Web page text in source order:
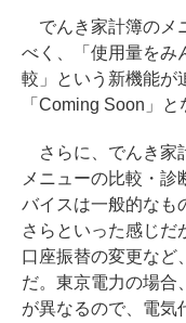
でんき家計簿のメ
べく、「使用量をみ
較」という新機能が
「Coming Soon」と
さらに、でんき家
メニューの比較・診
バイスは一般的なも
さらといった感じだ
口座振替の変更など
だ。東京電力の場合
が異なるので、電気